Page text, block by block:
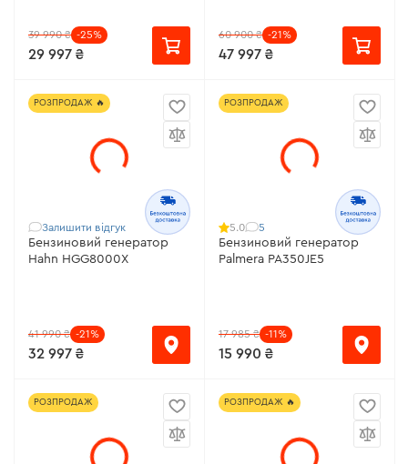
39 990 ₴ -25%
29 997 ₴
60 900 ₴ -21%
47 997 ₴
РОЗПРОДАЖ 🔥
Залишити відгук
Бензиновий генератор
Hahn HGG8000X
41 990 ₴ -21%
32 997 ₴
РОЗПРОДАЖ
5.0 5
Бензиновий генератор
Palmera PA350JE5
17 985 ₴ -11%
15 990 ₴
РОЗПРОДАЖ РОЗПРОДАЖ 🔥